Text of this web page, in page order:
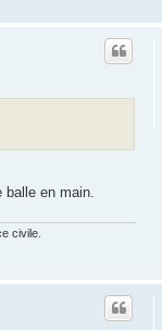
balle en main.
civile.